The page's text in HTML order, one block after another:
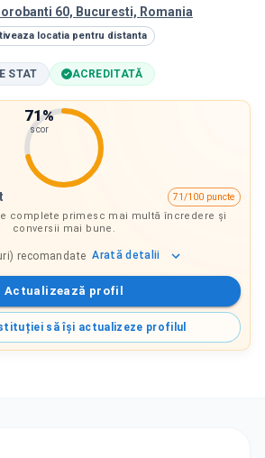
60, Bucuresti, Romania
locatia pentru distanta
STAT ACREDITATĂ
71%
scor
71/100 puncte
complete primesc mai multă încredere și
conversii mai bune.
recomandate Arată detalii
Actualizează profil
să își actualizeze profilul